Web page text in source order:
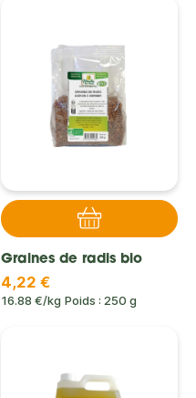
Graines de radis bio
4,22 €
16.88 €/kg Poids : 250 g